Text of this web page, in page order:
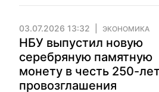
03.07.2026 13:32 ЭКОНОМИКА
НБУ выпустил новую
серебряную памятную
монету в честь 250-
провозглашения